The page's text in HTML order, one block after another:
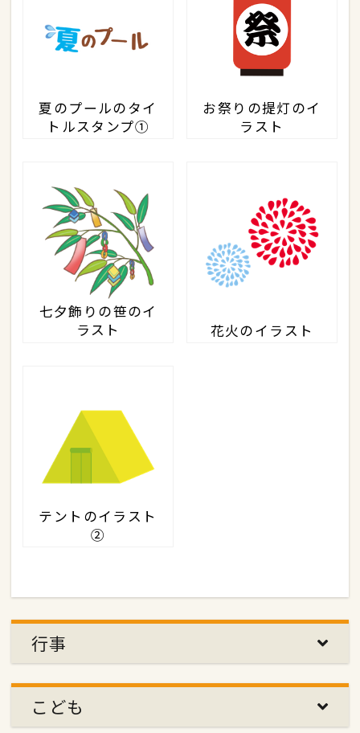
夏のプールのタイ
トルスタンプ①
お祭りの提灯のイ
ラスト
七夕飾りの笹のイ
ラスト
花火のイラスト
テントのイラスト
②
行事
こども